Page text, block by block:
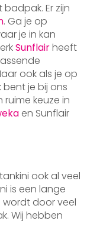
Er zijn
. Ga je op
je in kan
Sunflairheeft
ook als je op
je bij ons
keuze in
en Sunflair
ook al veel
is een lange
wordt door veel
Wij hebben